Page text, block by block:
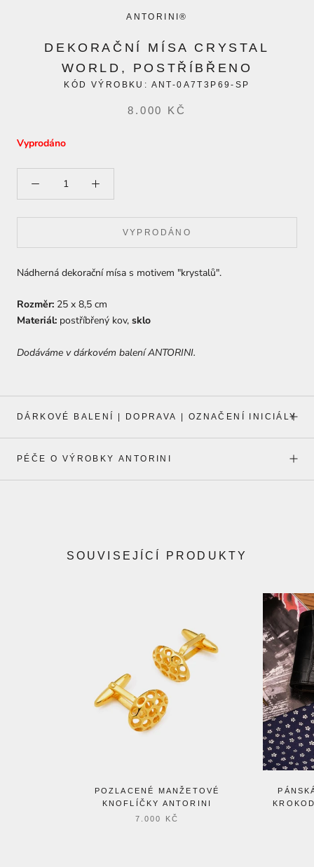
ANTORINI®
DEKORAČNÍ MÍSA CRYSTAL
WORLD, POSTŘÍBŘENO
KÓD VÝROBKU: ANT-0A7T3P69-SP
8.000 KČ
Vyprodáno
VYPRODÁNO
Nádherná dekorační mísa s motivem "krystalů".
Rozměr: 25 x 8,5 cm
Materiál: postříbřený kov, sklo
Dodáváme v dárkovém balení ANTORINI.
DÁRKOVÉ BALENÍ | DOPRAVA | OZNAČENÍ INICIÁLY
PÉČE O VÝROBKY ANTORINI
SOUVISEJÍCÍ PRODUKTY
POZLACENÉ MANŽETOVÉ
KNOFLÍČKY ANTORINI
7.000 KČ